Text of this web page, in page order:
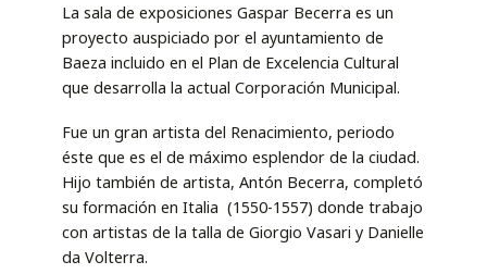
La sala de exposiciones Gaspar Becerra es un
proyecto auspiciado por el ayuntamiento de
Baeza incluido en el Plan de Excelencia Cultural
que desarrolla la actual Corporación Municipal.
Fue un gran artista del Renacimiento, periodo
éste que es el de máximo esplendor de la ciudad.
Hijo también de artista, Antón Becerra, completó
su formación en Italia (1550-1557) donde trabajo
con artistas de la talla de Giorgio Vasari y Danielle
da Volterra.